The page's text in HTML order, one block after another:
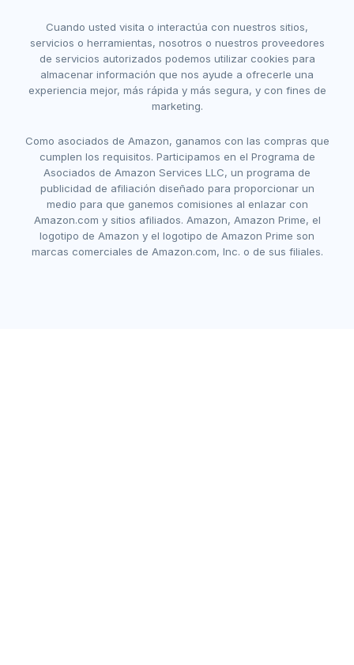
Cuando usted visita o interactúa con nuestros sitios,
servicios o herramientas, nosotros o nuestros proveedores
de servicios autorizados podemos utilizar cookies para
almacenar información que nos ayude a ofrecerle una
experiencia mejor, más rápida y más segura, y con fines de
marketing.
Como asociados de Amazon, ganamos con las compras que
cumplen los requisitos. Participamos en el Programa de
Asociados de Amazon Services LLC, un programa de
publicidad de afiliación diseñado para proporcionar un
medio para que ganemos comisiones al enlazar con
Amazon.com y sitios afiliados. Amazon, Amazon Prime, el
logotipo de Amazon y el logotipo de Amazon Prime son
marcas comerciales de Amazon.com, Inc. o de sus filiales.